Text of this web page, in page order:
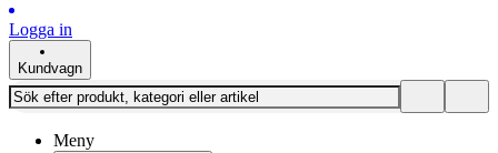
Logga in
Kundvagn
Meny